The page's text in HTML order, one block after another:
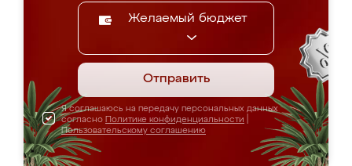
Желаемый бюджет
Отправить
Я соглашаюсь на передачу персональных данных
согласно Политике конфиденциальности
Пользовательскому соглашению